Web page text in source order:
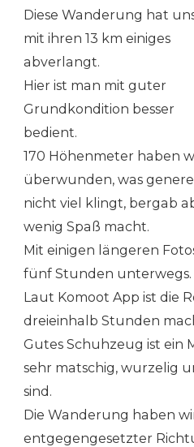
Diese Wanderung hat
mit ihren 13 km einiges
abverlangt.
Hier ist man mit guter
Grundkondition besser
bedient.
170 Höhenmeter haben
überwunden, was generell
nicht viel klingt, bergab
wenig Spaß macht.
Mit einigen längeren
fünf Stunden unterwegs.
Laut Komoot App ist die
dreieinhalb Stunden
Gutes Schuhzeug ist ein
sehr matschig, wurzelig
sind.
Die Wanderung haben
entgegengesetzter